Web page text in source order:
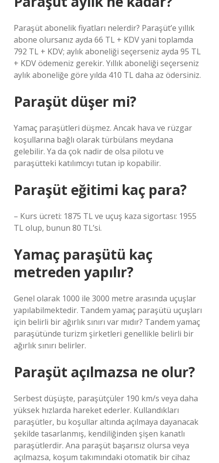
Paraşüt abonelik fiyatları nelerdir? Paraşüt’e yıllık
abone olursanız ayda 66 TL + KDV yani toplamda
792 TL + KDV; aylık aboneliği seçerseniz ayda 95 TL
+ KDV ödemeniz gerekir. Yıllık aboneliği seçerseniz
aylık aboneliğe göre yılda 410 TL daha az ödersiniz.
Paraşüt düşer mi?
Yamaç paraşütleri düşmez. Ancak hava ve rüzgar
koşullarına bağlı olarak türbülans meydana
gelebilir. Ya da çok nadir de olsa pilotu ve
paraşütteki katılımcıyı tutan ip kopabilir.
Paraşüt eğitimi kaç para?
– Kurs ücreti: 1875 TL ve uçuş kaza sigortası: 1955
TL olup, bunun 80 TL’si.
Yamaç paraşütü kaç
metreden yapılır?
Genel olarak 1000 ile 3000 metre arasında uçuşlar
yapılabilmektedir. Tandem yamaç paraşütü uçuşları
için belirli bir ağırlık sınırı var mıdır? Tandem yamaç
paraşütünde turizm şirketleri genellikle belirli bir
ağırlık sınırı belirler.
Paraşüt açılmazsa ne olur?
Serbest düşüşte, paraşütçüler 190 km/s veya daha
yüksek hızlarda hareket ederler. Kullandıkları
paraşütler, bu koşullar altında açılmaya dayanacak
şekilde tasarlanmış, kendiliğinden şişen kanatlı
paraşütlerdir. Ana paraşüt başarısız olursa veya
açılmazsa, koşum takımındaki otomatik bir cihaz